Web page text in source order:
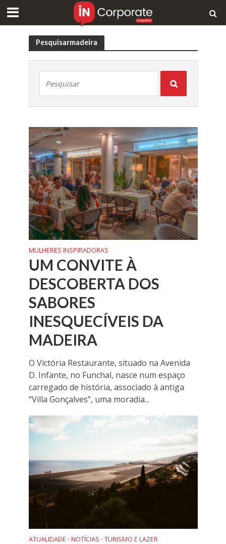
Pesquisarmadeira
MULHERES INSPIRADORAS
UM CONVITE À
DESCOBERTA DOS
SABORES
INESQUECÍVEIS DA
MADEIRA
O Victória Restaurante, situado na Avenida
D. Infante, no Funchal, nasce num espaço
carregado de história, associado à antiga
“Villa Gonçalves”, uma moradia...
ATUALIDADE • NOTÍCIAS • TURISMO E LAZER